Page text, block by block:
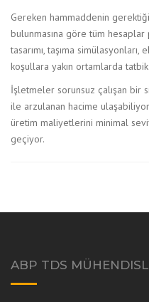
Gereken hammaddenin
bulunmasına göre tüm hesaplar
tasarımı, taşıma
koşullara yakın ortamlarda
İşletmeler sorunsuz çalışan bir
ile arzulanan hacime
üretim maliyetlerini minimal
geçiyor.
ABP TDS